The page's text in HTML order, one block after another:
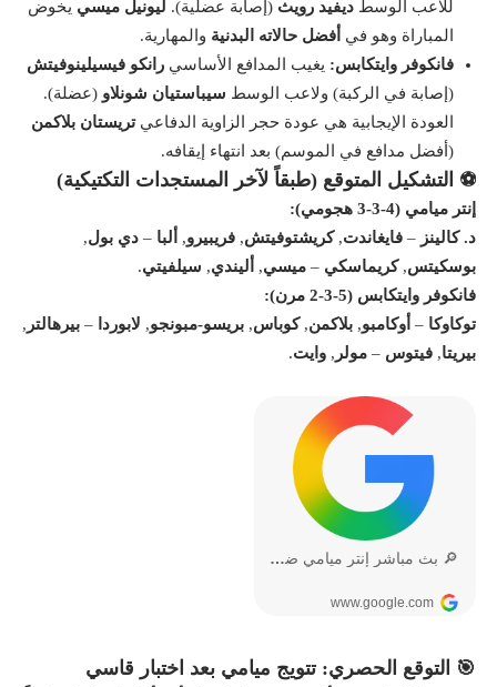
للاعب الوسط ديفيد رويث (إصابة عضلية). ليونيل ميسي يخوض
المباراة وهو في أفضل حالاته البدنية والمهارية.
فانكوفر وايتكابس: يغيب المدافع الأساسي رانكو فيسيلينوفيتش
(إصابة في الركبة) ولاعب الوسط سيباستيان شونلاو (عضلة).
العودة الإيجابية هي عودة حجر الزاوية الدفاعيتريستان بلاكمن
(أفضل مدافع في الموسم) بعد انتهاء إيقافه.
⚽ التشكيل المتوقع (طبقاً لآخر المستجدات التكتيكية)
إنتر ميامي (4-3-3 هجومي):
د. كالينز – فايغاندت,كريشتوفيتش, فريبيرو, ألبا – دي بول,
بوسكيتس,كريماسكي – ميسي, أليندي, سيلفيتي.
فانكوفر وايتكابس (5-3-2 مرن):
توكاوكا – أوكامبو, بلاكمن,كوباس, بريسو-مبونجو, لابوردا – بيرهالتر ,
بيريتا, فيتوس – مولر , وايت.
🎯 التوقع الحصري: تتويج ميامي بعد اختبار قاسي